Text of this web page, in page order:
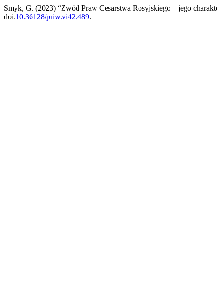
Smyk, G. (2023) “Zwód Praw Cesarstwa Rosyjskiego – jego
doi:10.36128/priw.vi42.489.